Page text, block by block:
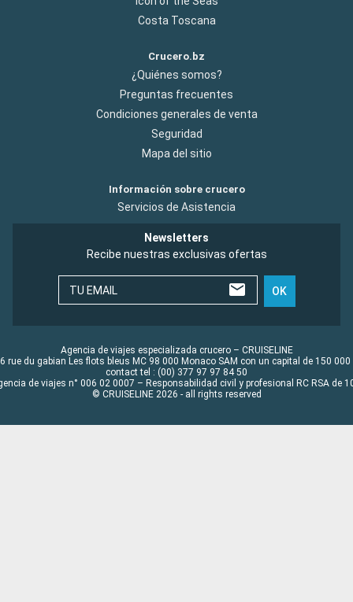
Costa Toscana
Crucero.bz
¿Quiénes somos?
Preguntas frecuentes
Condiciones generales de venta
Seguridad
Mapa del sitio
Información sobre crucero
Servicios de Asistencia
Newsletters
Recibe nuestras exclusivas ofertas
TU EMAIL OK
Agencia de viajes especializada crucero – CRUISELINE
rue du gabian Les flots bleus MC 98 000 Monaco SAM con un capital de 150 000
contact tel : (00) 377 97 97 84 50
de viajes n° 006 02 0007 – Responsabilidad civil y profesional RC RSA de
© CRUISELINE 2026 - all rights reserved